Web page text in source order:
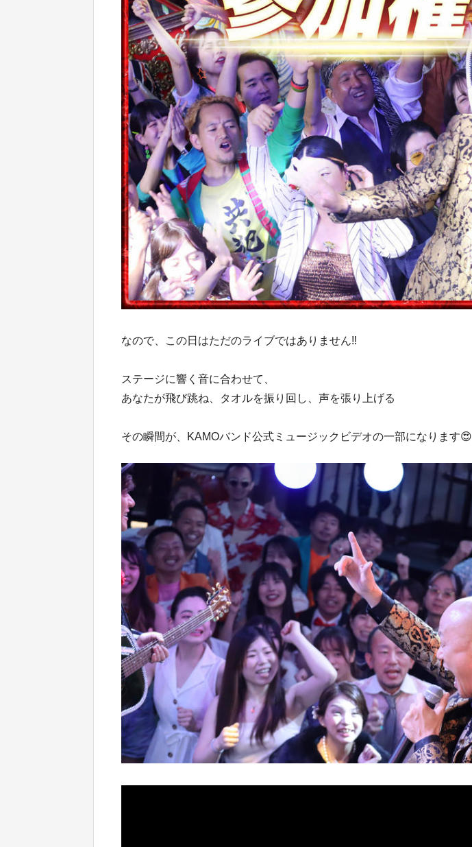
なので、この日はただのライブではありません‼️
ステージに響く音に合わせて、
あなたが飛び跳ね、タオルを振り回し、声を張り上げる
その瞬間が、KAMOバンド公式ミュージックビデオの一部になります😍